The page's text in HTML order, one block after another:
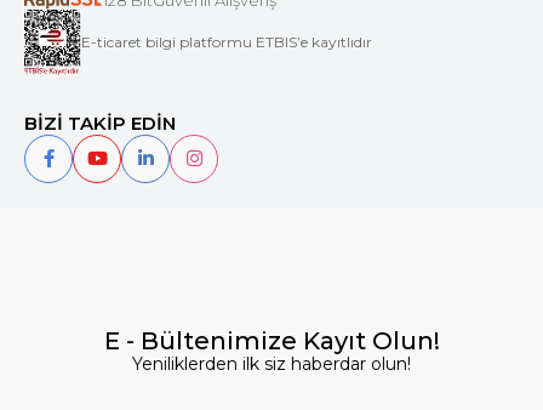
E-ticaret bilgi platformu ETBIS’e kayıtlıdır
BİZİ TAKİP EDİN
E - Bültenimize Kayıt Olun!
Yeniliklerden ilk siz haberdar olun!